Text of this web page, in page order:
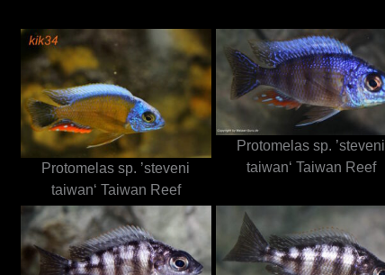
Protomelas sp. ’steveni
taiwan‘ Taiwan Reef
Protomelas sp. ’steveni
taiwan‘ Taiwan Reef